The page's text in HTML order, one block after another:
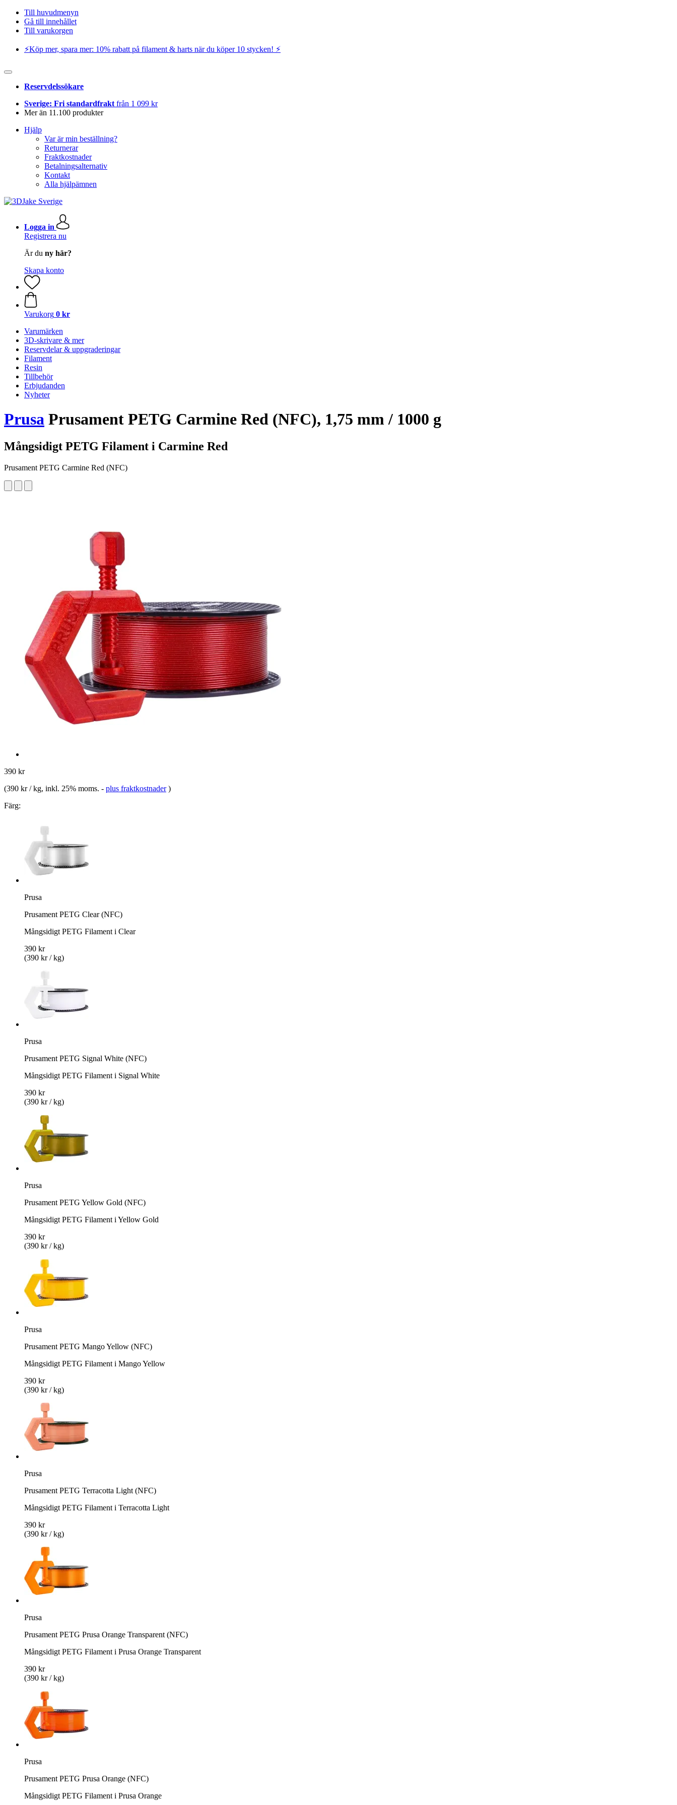
Till huvudmenyn
Gå till innehållet
Till varukorgen
⚡️Köp mer, spara mer: 10% rabatt på filament & harts när du köper 10 stycken! ⚡️
Reservdelssökare
Sverige: Fri standardfrakt från 1 099 kr
Mer än 11.100 produkter
Hjälp
Var är min beställning?
Returnerar
Fraktkostnader
Betalningsalternativ
Kontakt
Alla hjälpämnen
Logga in
Registrera nu
Är du ny här?
Skapa konto
Varukorg 0 kr
Varumärken
3D-skrivare & mer
Reservdelar & uppgraderingar
Filament
Resin
Tillbehör
Erbjudanden
Nyheter
Prusa Prusament PETG Carmine Red (NFC), 1,75 mm / 1000 g
Mångsidigt PETG Filament i Carmine Red
Prusament PETG Carmine Red (NFC)
390 kr
(390 kr / kg, inkl. 25% moms. - plus fraktkostnader )
Färg:
Prusa
Prusament PETG Clear (NFC)
Mångsidigt PETG Filament i Clear
390 kr
(390 kr / kg)
Prusa
Prusament PETG Signal White (NFC)
Mångsidigt PETG Filament i Signal White
390 kr
(390 kr / kg)
Prusa
Prusament PETG Yellow Gold (NFC)
Mångsidigt PETG Filament i Yellow Gold
390 kr
(390 kr / kg)
Prusa
Prusament PETG Mango Yellow (NFC)
Mångsidigt PETG Filament i Mango Yellow
390 kr
(390 kr / kg)
Prusa
Prusament PETG Terracotta Light (NFC)
Mångsidigt PETG Filament i Terracotta Light
390 kr
(390 kr / kg)
Prusa
Prusament PETG Prusa Orange Transparent (NFC)
Mångsidigt PETG Filament i Prusa Orange Transparent
390 kr
(390 kr / kg)
Prusa
Prusament PETG Prusa Orange (NFC)
Mångsidigt PETG Filament i Prusa Orange